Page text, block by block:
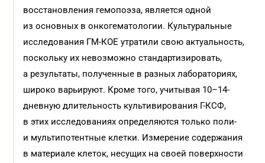
восстановления гемопоэза, является одной
из основных в онкогематологии. Культуральные
исследования ГМ-КОЕ утратили свою актуальность,
поскольку их невозможно стандартизировать,
а результаты, полученные в разных лабораториях,
широко варьируют. Кроме того, учитывая 10–14-
дневную длительность культивирования Г-КСФ,
в этих исследованиях определяются только поли-
и мультипотентные клетки. Измерение содержания
в материале клеток, несущих на своей поверхности